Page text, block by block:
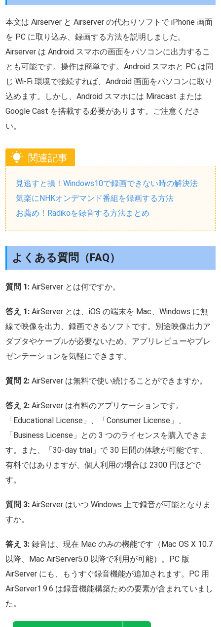
本文は Airserver と Airserver の代わりソフトで iPhone 画面
を PC に取り込み、録画する方法を説明しました。
Airserver は Android スマホの画面をパソコンに出力するこ
とも可能です。操作は簡単です。Android スマホと PC は同
じ Wi-Fi 環境で接続すれば、Android 画面をパソコンに取り
込めます。しかし、Android スマホには Miracast または
Google Cast を搭載する必要があります。ご注意くださ
い。
関連記事
見逃すと損！Windows10で録画できない時の解決法
気楽にNHKオンデマンド番組を録画する方法
お薦め！Radikoを録音する方法まとめ
よくある質問（FAQ）
質問 1: AirServer とは何ですか。
答え 1: AirServer とは、iOS の端末を Mac、Windows に無
線で映像を出力、録画できるソフトです。別途映像出力ア
ダプタやケーブルが必要ないため、アプリレビューやプレ
ゼンテーションを気軽にできます。
質問 2: AirServer は無料で使い続けることができますか。
答え 2: AirServer は有料のアプリケーションです。
「Educational License」、「Consumer License」、
「Business License」との 3 つのライセンスを購入できま
す。また、「30-day trial」で 30 日間の体験が可能です。
有料ではありますが、個人利用の場合は 2300 円ほどで
す。
質問 3: AirServer はいつ Windows 上で録音が可能となりま
すか。
答え 3: 録音は、現在 Mac のみの機能です（Mac OS X 10.7
以降、Mac AirServer5.0 以降で利用が可能）。PC 版
AirServer にも、もうすぐ録音機能が追加されます。PC 用
AirServer1.9.6 は録音機能構築ための要素が含まれていまし
た。